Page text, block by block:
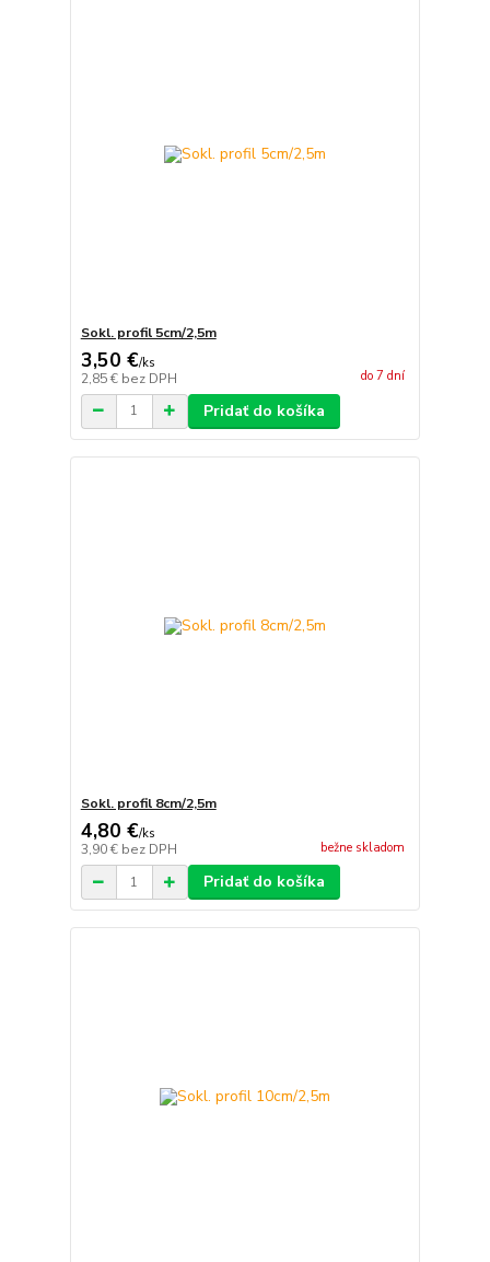
Sokl. profil 5cm/2,5m
3,50 €/ks
2,85 € bez DPH do 7 dní
Pridať do košíka
Sokl. profil 8cm/2,5m
4,80 €/ks
3,90 € bez DPH bežne skladom
Pridať do košíka